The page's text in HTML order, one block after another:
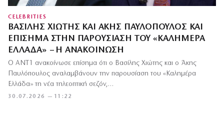
CELEBRITIES
ΒΑΣΊΛΗΣ ΧΙΏΤΗΣ ΚΑΙ ΆΚΗΣ ΠΑΥΛΌΠΟΥΛΟΣ ΚΑΙ
ΕΠΊΣΗΜΑ ΣΤΗΝ ΠΑΡΟΥΣΊΑΣΗ ΤΟΥ «ΚΑΛΗΜΈΡΑ
ΕΛΛΆΔΑ» – Η ΑΝΑΚΟΊΝΩΣΗ
30.07.2026 — 11:22
Ο ΑΝΤ1 ανακοίνωσε επίσημα ότι ο Βασίλης Χιώτης και ο Άκης
Παυλόπουλος αναλαμβάνουν την παρουσίαση του «Καλημέρα
Ελλάδα» τη νέα τηλεοπτική σεζόν,…